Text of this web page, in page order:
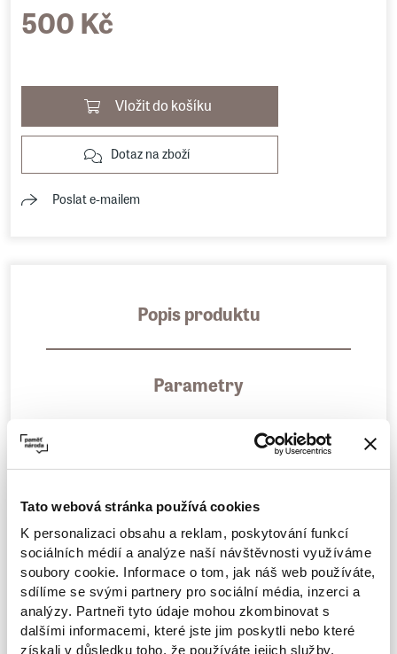
Tato webová stránka používá cookies
K personalizaci obsahu a reklam, poskytování funkcí
sociálních médií a analýze naší návštěvnosti využíváme
soubory cookie. Informace o tom, jak náš web používáte,
sdílíme se svými partnery pro sociální média, inzerci a
analýzy. Partneři tyto údaje mohou zkombinovat s
dalšími informacemi, které jste jim poskytli nebo které
získali v důsledku toho, že používáte jejich služby.
500 Kč
Vložit do košíku
Dotaz na zboží
Poslat e-mailem
Popis produktu
Parametry
Ukrajina čelí bezprecedentní invazi vojsk
Volodymyr Zelenskyj odmítl na začátku ruské
války nabídku Spojených států k evakuaci z
hlavního města Kyjeva.
„Bojuje se tady. Potřebuji munici, ne odvoz,“
řekl podle velvyslanectví Zelenskyj